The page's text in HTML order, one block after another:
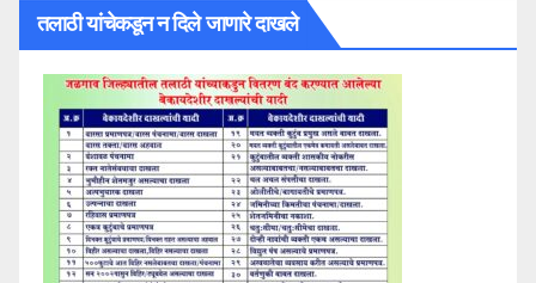
तलाठी यांचेकडून न दिले जाणारे दाखले